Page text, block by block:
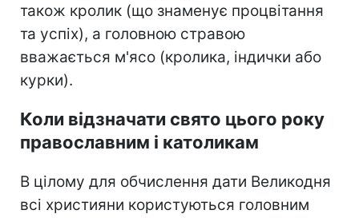
також кролик (що знаменує процвітання
та успіх), а головною стравою
вважається м'ясо (кролика, індички або
курки).
Коли відзначати свято цього року
православним і католикам
В цілому для обчислення дати Великодня
всі християни користуються головним